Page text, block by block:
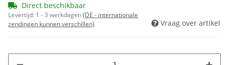
Direct beschikbaar
Levertijd: 1 - 3 werkdagen(DE - internationale
zendingen kunnen verschillen)
Vraag over artikel